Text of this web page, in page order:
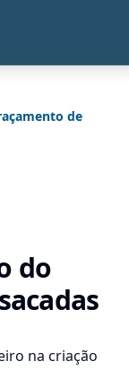
de
do
na criação